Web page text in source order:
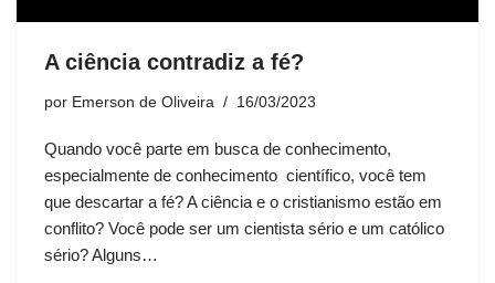
A ciência contradiz a fé?
por Emerson de Oliveira 16/03/2023
Quando você parte em busca de conhecimento,
especialmente de conhecimento científico, você tem
que descartar a fé? A ciência e o cristianismo estão em
conflito? Você pode ser um cientista sério e um católico
sério? Alguns…